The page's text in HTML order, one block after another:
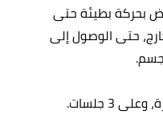
بحركة بطيئة حتى
حتى الوصول إلى